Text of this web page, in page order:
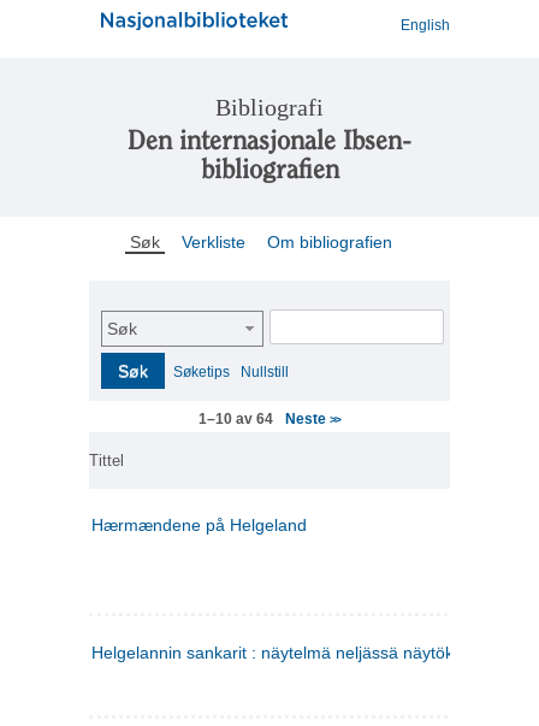
English
Bibliografi
Den internasjonale Ibsen-
bibliografien
Søk Verkliste Om bibliografien
Søk
Søk Søketips Nullstill
1–10 av 64 Neste>>
Tittel
Hærmændene på Helgeland
Helgelannin sankarit : näytelmä neljässä näytöksessä